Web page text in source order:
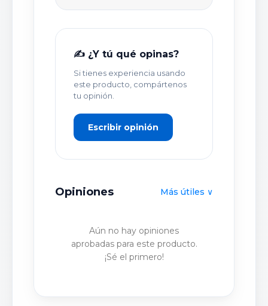
✍️ ¿Y tú qué opinas?
Si tienes experiencia usando
este producto, compártenos
tu opinión.
Escribir opinión
Opiniones Más útiles ∨
Aún no hay opiniones
aprobadas para este producto.
¡Sé el primero!
TU OPINIÓN DETALLADA *